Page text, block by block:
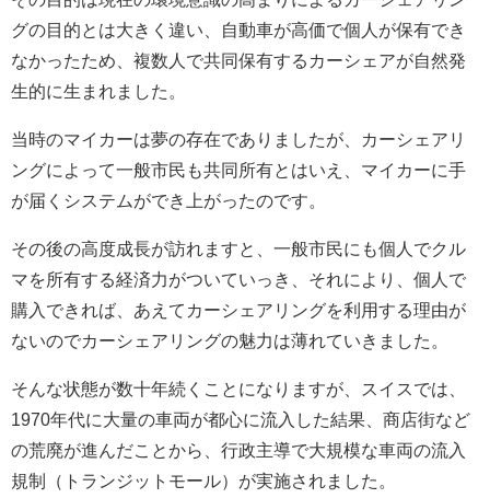
グの目的とは大きく違い、自動車が高価で個人が保有でき
なかったため、複数人で共同保有するカーシェアが自然発
生的に生まれました。
当時のマイカーは夢の存在でありましたが、カーシェアリ
ングによって一般市民も共同所有とはいえ、マイカーに手
が届くシステムができ上がったのです。
その後の高度成長が訪れますと、一般市民にも個人でクル
マを所有する経済力がついていっき、それにより、個人で
購入できれば、あえてカーシェアリングを利用する理由が
ないのでカーシェアリングの魅力は薄れていきました。
そんな状態が数十年続くことになりますが、スイスでは、
1970年代に大量の車両が都心に流入した結果、商店街など
の荒廃が進んだことから、行政主導で大規模な車両の流入
規制（トランジットモール）が実施されました。